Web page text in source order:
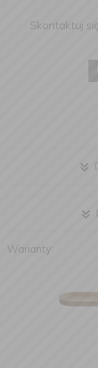
Skontaktuj
Warianty: